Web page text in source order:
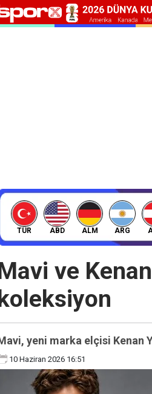
TÜR ABD ALM ARG
ve
yeni marka elçisi Kenan
10 Haziran 2026 16:51